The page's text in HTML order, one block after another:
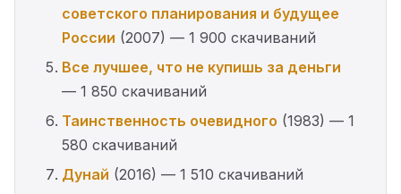
советского планирования и будущее
России (2007) — 1 900 скачиваний
Все лучшее, что не купишь за деньги
— 1 850 скачиваний
Таинственность очевидного (1983) — 1
580 скачиваний
Дунай (2016) — 1 510 скачиваний